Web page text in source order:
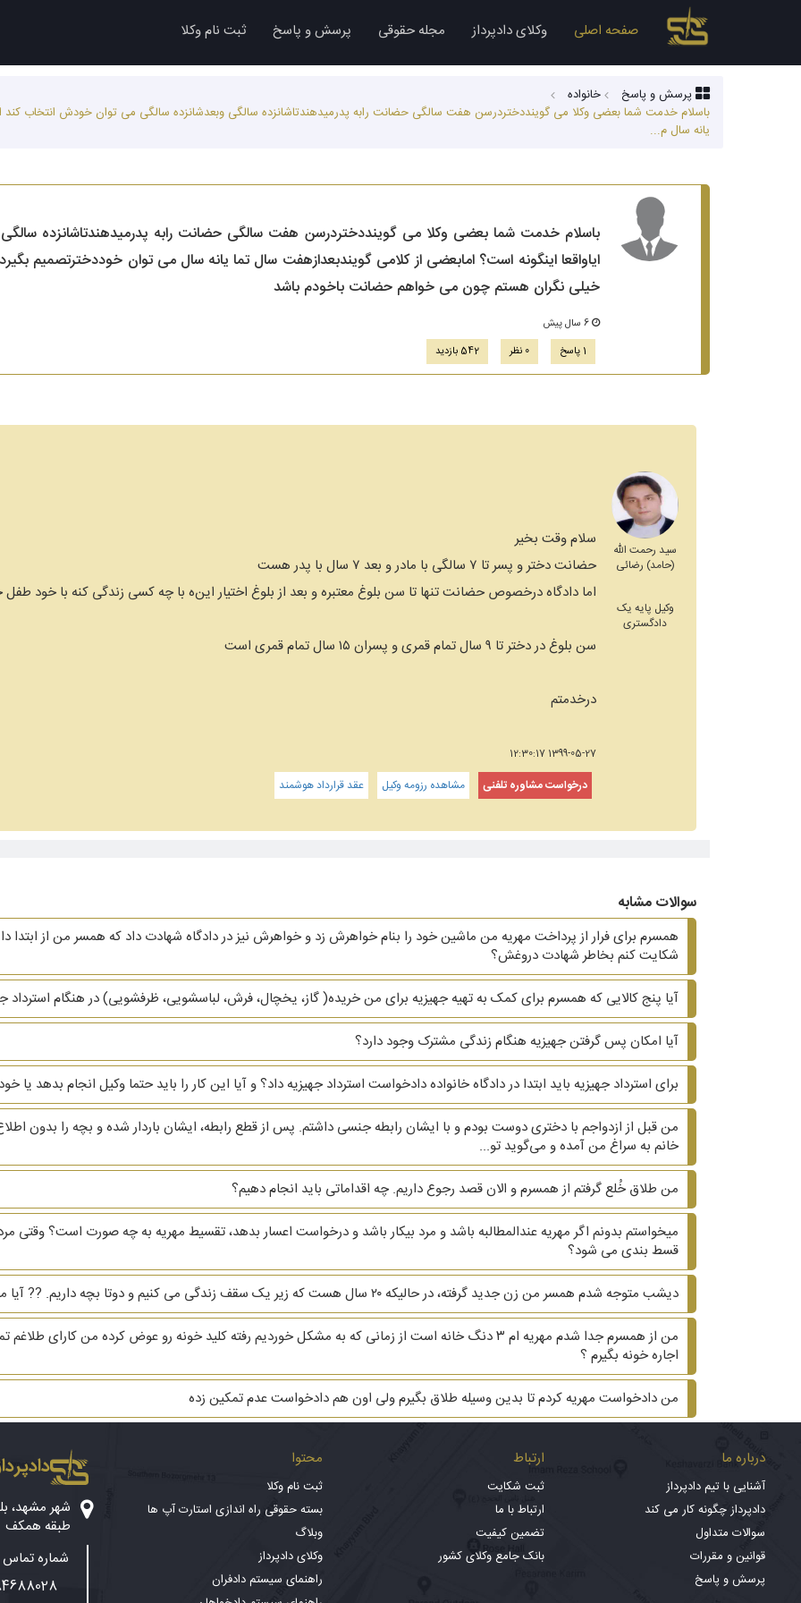
صفحه اصلی وکلای دادپرداز مجله حقوقی پرسش و پاسخ ثبت نام وکلا
پرسش و پاسخ
خانواده
باسلام خدمت شما بعضی وکلا می گوینددختردرسن هفت سالگی حضانت رابه پدرمیدهندتاشانزده سالگی وبعدشانزده سالگی می توان خودش انتخاب کند
یانه سال م...
باسلام خدمت شما بعضی وکلا می گوینددختردرسن هفت سالگی حضانت رابه پدرمیدهندتاشانزده
ایاواقعا اینگونه است؟ امابعضی از کلامی گویندبعدازهفت سال تما یانه سال می توان خوددخترتصمیم
خیلی نگران هستم چون می خواهم حضانت‌ باخودم باشد
6 سال پیش
1 پاسخ
0 نظر 542 بازدید
سید رحمت الله
(حامد) رضائی
وکیل پایه یک
دادگستری
سلام وقت بخیر
حضانت دختر و پسر تا ۷ سالگی با مادر و بعد ۷ سال با پدر هست
اما دادگاه درخصوص حضانت تنها تا سن بلوغ معتبره و بعد از بلوغ اختیار این‌ه با چه کسی زندگی کنه با خود طفل
سن بلوغ در دختر تا ۹ سال تمام قمری و پسران ۱۵ سال تمام قمری است
درخدمتم
1399-05-27 12:30:17
درخواست مشاوره تلفنی مشاهده رزومه وکیل عقد قرارداد هوشمند
سوالات مشابه
همسرم برای فرار از پرداخت مهریه من ماشین خود را بنام خواهرش زد و خواهرش نیز در دادگاه شهادت داد که همسر من از ابتدا
شکایت کنم بخاطر شهادت دروغش؟
آیا پنج کالایی که همسرم برای کمک به تهیه جهیزیه برای من خریده( گاز، یخچال، فرش، لباسشویی، ظرفشویی)‌ در هنگام استرداد
آیا امکان پس گرفتن جهیزیه هنگام زندگی مشترک وجود دارد؟
برای استرداد جهیزیه باید ابتدا در دادگاه خانواده دادخواست استرداد جهیزیه داد؟ و آیا این کار را باید حتما وکیل انجام
من قبل از ازدواجم با دختری دوست بودم و با ایشان رابطه جنسی داشتم. پس از قطع رابطه، ایشان باردار شده و بچه را بدون
خانم به سراغ من آمده و می‌گوید تو...
من طلاق خُلع گرفتم از همسرم و الان قصد رجوع داریم. چه اقداماتی باید انجام دهیم؟
میخواستم بدونم اگر مهریه عندالمطالبه باشد و مرد بیکار باشد و درخواست اعسار بدهد، تقسیط مهریه به چه صورت است؟ وقتی
قسط بندی می شود؟
دیشب متوجه شدم همسر من زن جدید گرفته، در حالیکه ۲۰ سال هست که زیر یک سقف زندگی می کنیم و دوتا بچه داریم. ?? آیا می‌تونم هم طلاق هم مهریه رو بگیرم؟
من از همسرم جدا شدم مهریه ام ۳ دنگ خانه است از زمانی که به مشکل خوردیم رفته کلید خونه رو عوض کرده من
اجاره خونه بگیرم ؟
من دادخواست مهریه کردم تا بدین وسیله طلاق بگیرم ولی اون هم دادخواست عدم تمکین زده
درباره ما
آشنایی با تیم دادپرداز
دادپرداز چگونه کار می کند
سوالات متداول
قوانین و مقررات
پرسش و پاسخ
ارتباط
ثبت شکایت
ارتباط با ما
تضمین کیفیت
بانک جامع وکلای کشور
محتوا
ثبت نام وکلا
بسته حقوقی راه اندازی استارت آپ ها
وبلاگ
وکلای دادپرداز
راهنمای سیستم دادفران
طبقه همکف
شماره تماس